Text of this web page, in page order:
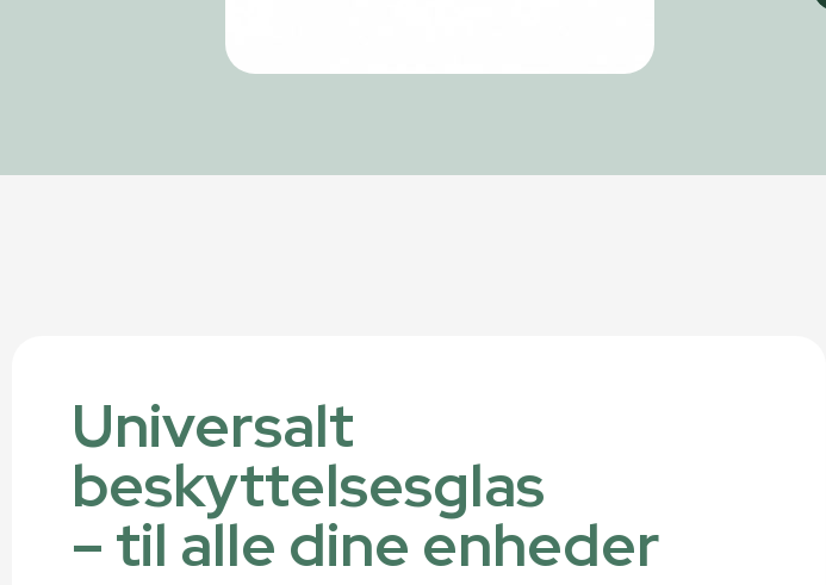
Universalt
beskyttelsesglas
– til alle dine enheder